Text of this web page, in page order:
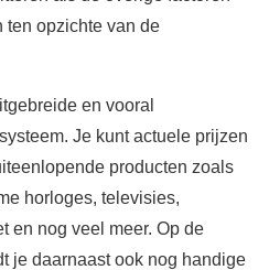
ten opzichte van de
en vooral
Je kunt actuele prijzen
producten zoals
horloges, televisies,
en nog veel meer. Op de
je daarnaast ook nog handige